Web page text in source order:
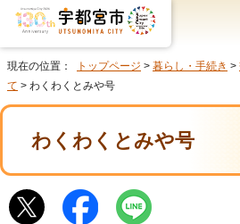
現在の位置： トップページ > 暮らし・手続き >
て > わくわくとみや号
わくわくとみや号